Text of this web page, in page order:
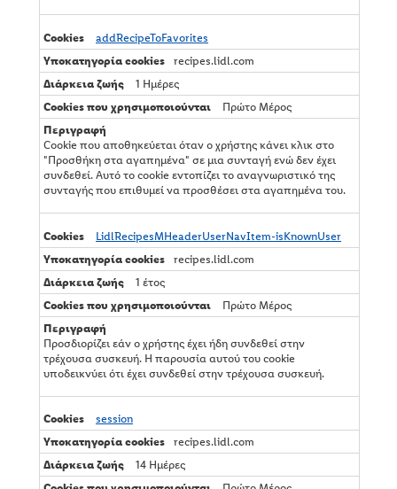
addRecipeToFavorites
recipes.lidl.com
1 Ημέρες
Πρώτο Μέρος
Cookie που αποθηκεύεται όταν ο χρήστης κάνει κλικ στο
"Προσθήκη στα αγαπημένα" σε μια συνταγή ενώ δεν έχει
συνδεθεί. Αυτό το cookie εντοπίζει το αναγνωριστικό της
συνταγής που επιθυμεί να προσθέσει στα αγαπημένα του.
LidlRecipesMHeaderUserNavItem-isKnownUser
recipes.lidl.com
1 έτος
Πρώτο Μέρος
Προσδιορίζει εάν ο χρήστης έχει ήδη συνδεθεί στην
τρέχουσα συσκευή. Η παρουσία αυτού του cookie
υποδεικνύει ότι έχει συνδεθεί στην τρέχουσα συσκευή.
session
recipes.lidl.com
14 Ημέρες